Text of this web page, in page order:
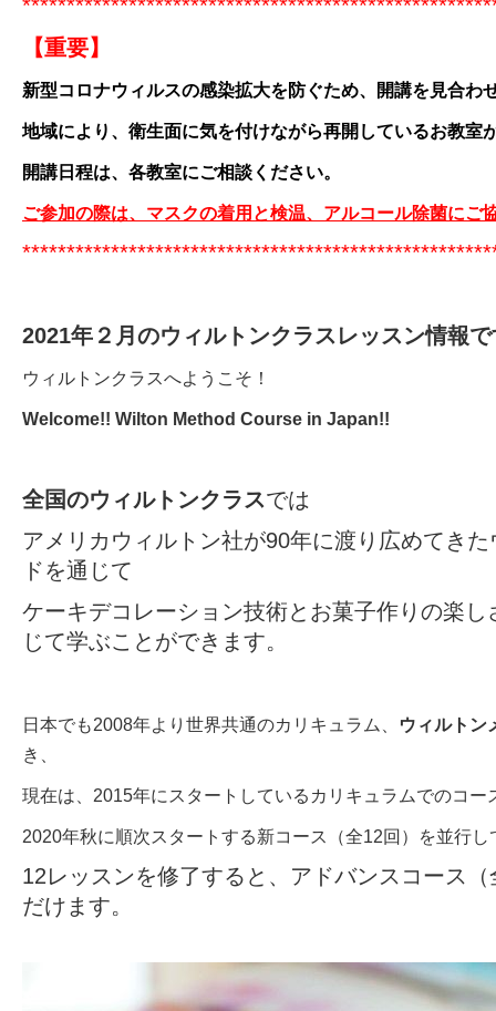
【重要】
新型コロナウィルスの感染拡大を防ぐため、開講を見合わ
地域により、衛生面に気を付けながら再開しているお教室
開講日程は、 各教室にご相談ください。
ご参加の際は、マスクの着用と検温、アルコール除菌にご
2021年２月のウィルトンクラスレッスン情報
ウィルトンクラスへようこそ！
Welcome!! Wilton Method Course in Japan!!
全国のウィルトンクラスでは
アメリカウィルトン社が90年に渡り広めてき
ドを通じて
ケーキデコレーション技術とお菓子作りの楽し
じて学ぶことができます。
日本でも2008年より世界共通のカリキュラム、
ウィルトン
き、
現在は、2015年にスタートしているカリキュラムでのコー
2020年秋に順次スタートする新コース（全12回）を並行
12レッスンを修了すると、アドバンスコース
だけます。